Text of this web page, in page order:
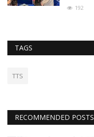
192
TAGS
TTS
RECOMMENDED POSTS